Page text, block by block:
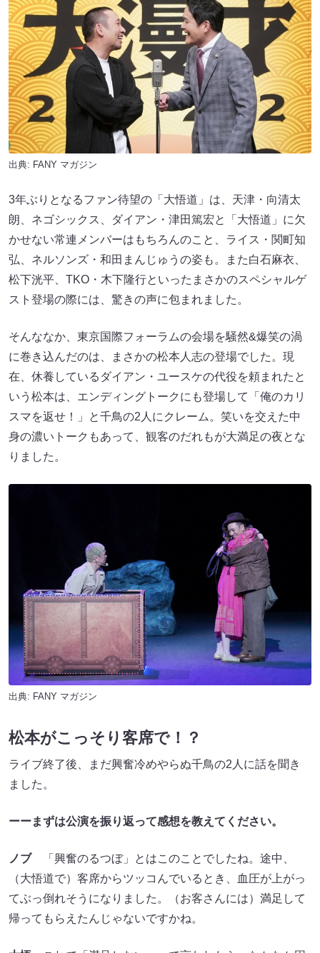
出典: FANY マガジン
3年ぶりとなるファン待望の「大悟道」は、天津・向清太
朗、ネゴシックス、ダイアン・津田篤宏と「大悟道」に欠
かせない常連メンバーはもちろんのこと、ライス・関町知
弘、ネルソンズ・和田まんじゅうの姿も。また白石麻衣、
松下洸平、TKO・木下隆行といったまさかのスペシャルゲ
スト登場の際には、驚きの声に包まれました。
そんななか、東京国際フォーラムの会場を騒然&爆笑の渦
に巻き込んだのは、まさかの松本人志の登場でした。現
在、休養しているダイアン・ユースケの代役を頼まれたと
いう松本は、エンディングトークにも登場して「俺のカリ
スマを返せ！」と千鳥の2人にクレーム。笑いを交えた中
身の濃いトークもあって、観客のだれもが大満足の夜とな
りました。
出典: FANY マガジン
松本がこっそり客席で！？
ライブ終了後、まだ興奮冷めやらぬ千鳥の2人に話を聞き
ました。
ーーまずは公演を振り返って感想を教えてください。
ノブ「興奮のるつぼ」とはこのことでしたね。途中、
（大悟道で）客席からツッコんでいるとき、血圧が上がっ
てぶっ倒れそうになりました。（お客さんには）満足して
帰ってもらえたんじゃないですかね。